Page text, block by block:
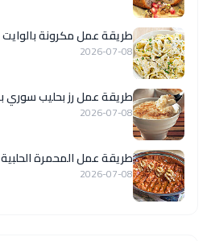
طريقة عمل مكرونة
2026-07-08
طريقة عمل رز بحليب سوري بـ 5
2026-07-08
طريقة عمل المحمرة الحلبية
2026-07-08